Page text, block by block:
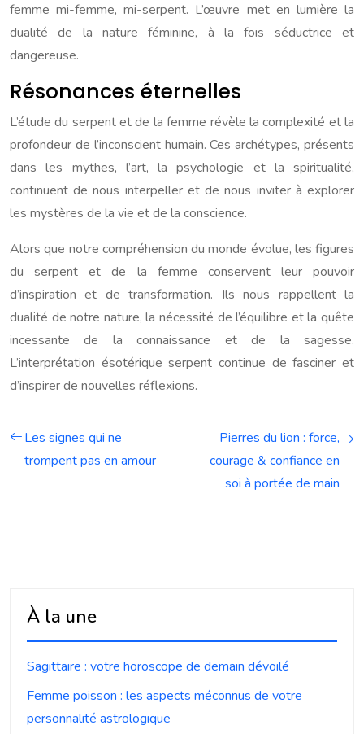
femme mi-femme, mi-serpent. L’œuvre met en lumière la
dualité de la nature féminine, à la fois séductrice et
dangereuse.
Résonances éternelles
L’étude du serpent et de la femme révèle la complexité et la
profondeur de l’inconscient humain. Ces archétypes, présents
dans les mythes, l’art, la psychologie et la spiritualité,
continuent de nous interpeller et de nous inviter à explorer
les mystères de la vie et de la conscience.
Alors que notre compréhension du monde évolue, les figures
du serpent et de la femme conservent leur pouvoir
d’inspiration et de transformation. Ils nous rappellent la
dualité de notre nature, la nécessité de l’équilibre et la quête
incessante de la connaissance et de la sagesse.
L’interprétation ésotérique serpent continue de fasciner et
d’inspirer de nouvelles réflexions.
Les signes qui ne
trompent pas en amour
Pierres du lion : force,
courage & confiance en
soi à portée de main
À la une
Sagittaire : votre horoscope de demain dévoilé
Femme poisson : les aspects méconnus de votre
personnalité astrologique